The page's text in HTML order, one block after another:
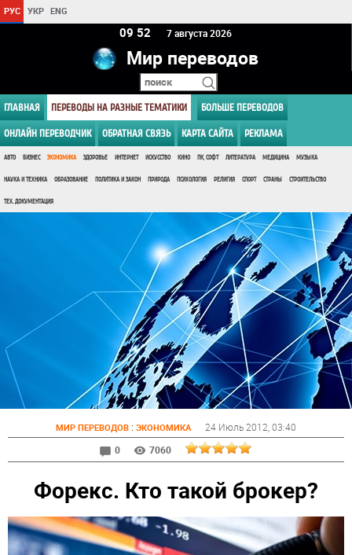
РУС УКР ENG
09:52 7 августа 2026
Мир переводов
ГЛАВНАЯ ПЕРЕВОДЫ НА РАЗНЫЕ ТЕМАТИКИ БОЛЬШЕ ПЕРЕВОДОВ
ОНЛАЙН ПЕРЕВОДЧИК ОБРАТНАЯ СВЯЗЬ КАРТА САЙТА РЕКЛАМА
АВТО БИЗНЕС ЭКОНОМИКА ЗДОРОВЬЕ ИНТЕРНЕТ ИСКУССТВО КИНО ПК, СОФТ ЛИТЕРАТУРА МЕДИЦИНА МУЗЫКА
НАУКА И ТЕХНИКА ОБРАЗОВАНИЕ ПОЛИТИКА И ЗАКОН ПРИРОДА ПСИХОЛОГИЯ РЕЛИГИЯ СПОРТ СТРАНЫ СТРОИТЕЛЬСТВО
ТЕХ. ДОКУМЕНТАЦИЯ
МИР ПЕРЕВОДОВ : ЭКОНОМИКА 24 Июль 2012 , 03:40
0
7060
Форекс. Кто такой брокер?